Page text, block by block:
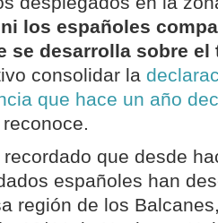
los españoles
se desarrolla sobre el
consolidar la
que hace un año
que desde
españoles han
región de los